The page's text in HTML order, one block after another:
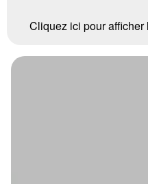
Cliquez ici pour afficher